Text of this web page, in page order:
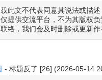
载此文不代表同意其说法或描
提供交流平台，不为其版权
络，我们会及时删除或更新作
- 标题反了 [26] (2026-05-14